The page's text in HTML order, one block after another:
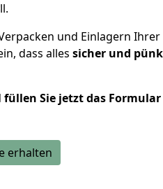
und Einlagern
dass alles sicher und
füllen Sie jetzt das
erhalten